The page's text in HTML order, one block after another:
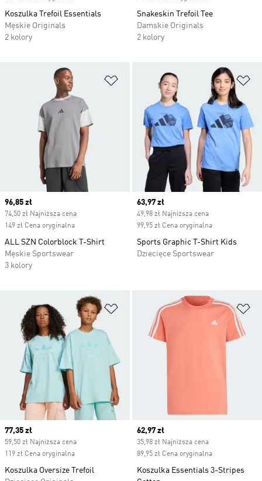
Koszulka Trefoil Essentials
Męskie Originals
2 kolory
Snakeskin Trefoil Tee
Damskie Originals
2 kolory
Dodaj do listy życzeń
Current price
96,85 zł
74,50 zł Najniższa cena
149 zł Cena oryginalna
ALL SZN Colorblock T-Shirt
Męskie Sportswear
3 kolory
Current price
63,97 zł
49,98 zł Najniższa cena
99,95 zł Cena oryginalna
Sports Graphic T-Shirt Kids
Dziecięce Sportswear
Dodaj do listy życzeń
Current price
77,35 zł
59,50 zł Najniższa cena
119 zł Cena oryginalna
Koszulka Oversize Trefoil
Current price
62,97 zł
35,98 zł Najniższa cena
89,95 zł Cena oryginalna
Koszulka Essentials 3-Stripes